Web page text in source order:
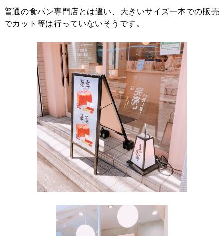
普通の食パン専門店とは違い、大きいサイズ一本での販売
でカット等は行っていないそうです。